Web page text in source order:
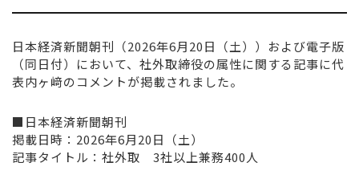
日本経済新聞朝刊（2026年6月20日（土））および電子版
（同日付）において、社外取締役の属性に関する記事に代
表内ヶ﨑のコメントが掲載されました。
■日本経済新聞朝刊
掲載日時：2026年6月20日（土）
記事タイトル：社外取 3社以上兼務400人